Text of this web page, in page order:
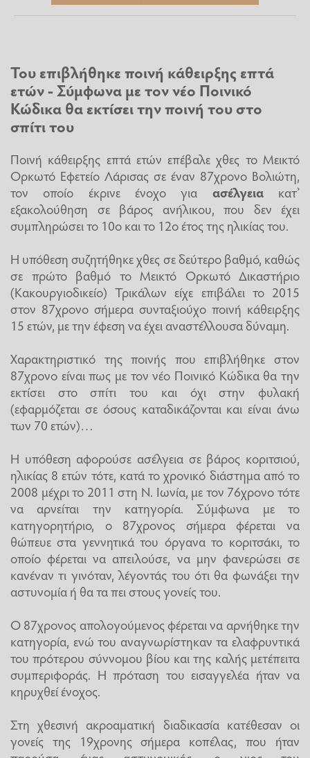
Του επιβλήθηκε ποινή κάθειρξης επτά
ετών - Σύμφωνα με τον νέο Ποινικό
Κώδικα θα εκτίσει την ποινή του στο
σπίτι του
Ποινή κάθειρξης επτά ετών επέβαλε χθες το Μεικτό
Ορκωτό Εφετείο Λάρισας σε έναν 87χρονο Βολιώτη,
τον οποίο έκρινε ένοχο για ασέλγειακατ’
εξακολούθηση σε βάρος ανήλικου, που δεν έχει
συμπληρώσει το 10ο και το 12ο έτος της ηλικίας του.
Η υπόθεση συζητήθηκε χθες σε δεύτερο βαθμό, καθώς
σε πρώτο βαθμό το Μεικτό Ορκωτό Δικαστήριο
(Κακουργιοδικείο) Τρικάλων είχε επιβάλει το 2015
στον 87χρονο σήμερα συνταξιούχο ποινή κάθειρξης
15 ετών, με την έφεση να έχει αναστέλλουσα δύναμη.
Χαρακτηριστικό της ποινής που επιβλήθηκε στον
87χρονο είναι πως με τον νέο Ποινικό Κώδικα θα την
εκτίσει στο σπίτι του και όχι στην φυλακή
(εφαρμόζεται σε όσους καταδικάζονται και είναι άνω
των 70 ετών)…
Η υπόθεση αφορούσε ασέλγεια σε βάρος κοριτσιού,
ηλικίας 8 ετών τότε, κατά το χρονικό διάστημα από το
2008 μέχρι το 2011 στη Ν. Ιωνία, με τον 76χρονο τότε
να αρνείται την κατηγορία. Σύμφωνα με το
κατηγορητήριο, ο 87χρονος σήμερα φέρεται να
θώπευε στα γεννητικά του όργανα το κοριτσάκι, το
οποίο φέρεται να απειλούσε, να μην φανερώσει σε
κανέναν τι γινόταν, λέγοντάς του ότι θα φωνάξει την
αστυνομία ή θα τα πει στους γονείς του.
Ο 87χρονος απολογούμενος φέρεται να αρνήθηκε την
κατηγορία, ενώ του αναγνωρίστηκαν τα ελαφρυντικά
του πρότερου σύννομου βίου και της καλής μετέπειτα
συμπεριφοράς. Η πρόταση του εισαγγελέα ήταν να
κηρυχθεί ένοχος.
Στη χθεσινή ακροαματική διαδικασία κατέθεσαν οι
γονείς της 19χρονης σήμερα κοπέλας, που ήταν